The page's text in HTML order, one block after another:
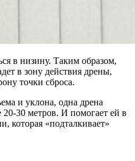
в низину. Таким образом,
в зону действия дрены,
точки сброса.
и уклона, одна дрена
20-30 метров. И помогает ей в
которая «подталкивает»